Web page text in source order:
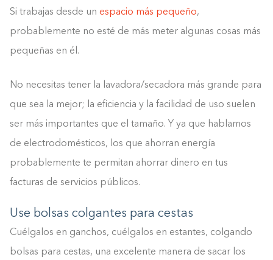
Si trabajas desde un espacio más pequeño,
probablemente no esté de más meter algunas cosas más
pequeñas en él.
No necesitas tener la lavadora/secadora más grande para
que sea la mejor; la eficiencia y la facilidad de uso suelen
ser más importantes que el tamaño. Y ya que hablamos
de electrodomésticos, los que ahorran energía
probablemente te permitan ahorrar dinero en tus
facturas de servicios públicos.
Use bolsas colgantes para cestas
Cuélgalos en ganchos, cuélgalos en estantes, colgando
bolsas para cestas, una excelente manera de sacar los
Construyendo el
0%